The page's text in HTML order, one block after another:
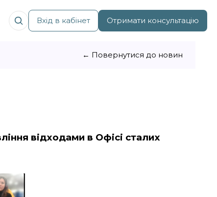
Вхід в кабінет Отримати консультацію
← Повернутися до новин
відходами в Офісі сталих